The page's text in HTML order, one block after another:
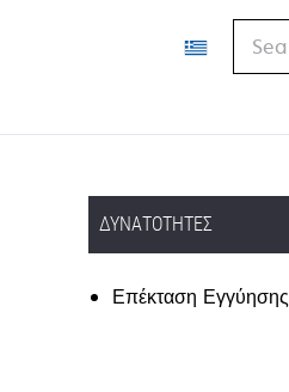
ΔΥΝΑΤΌΤΗΤΕΣ
Επέκταση Εγγύησης